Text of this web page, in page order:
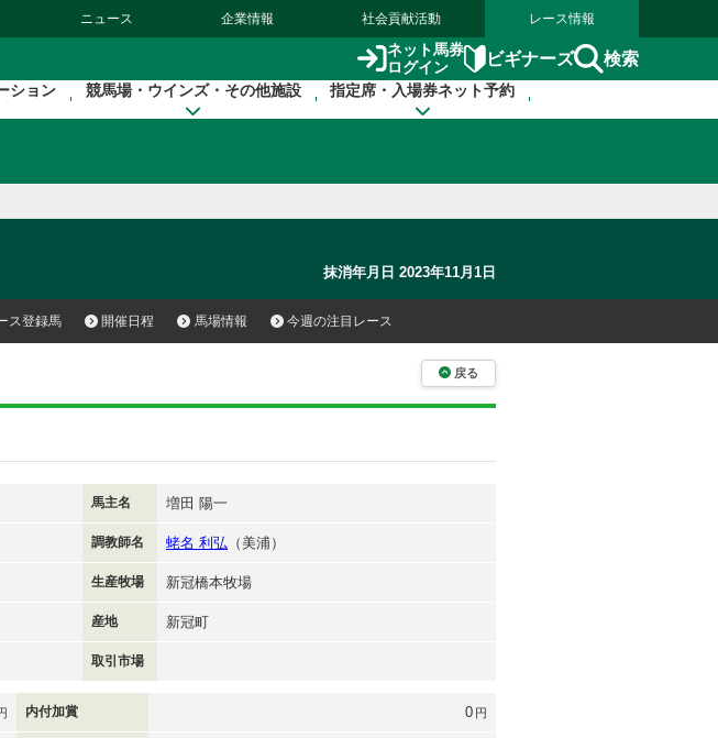
ニュース 企業情報 社会貢献活動 レース情報
ネット馬券
ログイン
ビギナーズ 検索
ション 競馬場・ウインズ・その他施設 指定席・入場券ネット予約
抹消年月日 2023年11月1日
ス登録馬 開催日程 馬場情報 今週の注目レース
戻る
馬主名 増田 陽一
調教師名 蛯名 利弘 （美浦）
生産牧場 新冠橋本牧場
産地 新冠町
取引市場
内付加賞 0 円